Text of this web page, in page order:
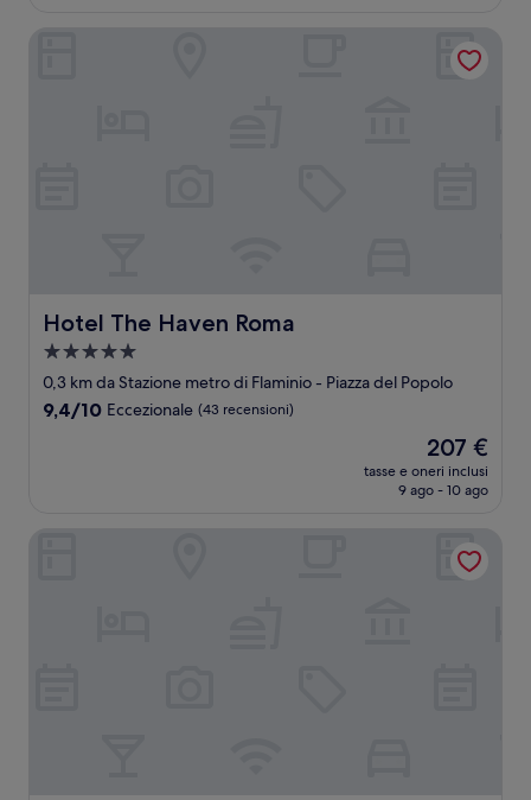
125 €
Hotel The Haven Roma
Hotel The Haven Roma
Struttura
a
5.0
0,3 km da Stazione metro di Flaminio - Piazza del Popolo
9.4
9,4/10 Eccezionale (43 recensioni)
Il
prezzo
attuale
207 €
207 €
tasse e oneri inclusi
9 ago - 10 ago